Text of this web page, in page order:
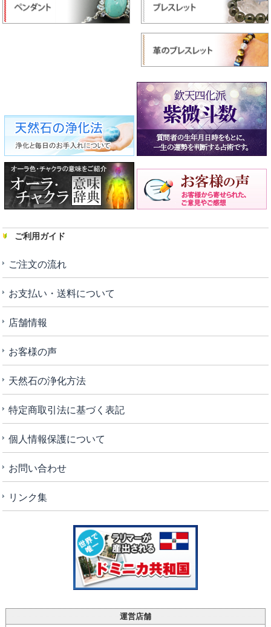
ご利用ガイド
ご注文の流れ
お支払い・送料について
店舗情報
お客様の声
天然石の浄化方法
特定商取引法に基づく表記
個人情報保護について
お問い合わせ
リンク集
運営店舗